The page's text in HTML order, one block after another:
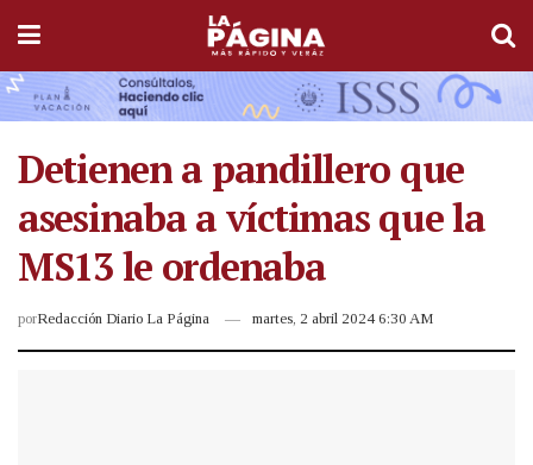
Detienen a pandillero que
asesinaba a víctimas que la
MS13 le ordenaba
porRedacción Diario La Página martes, 2 abril 2024 6:30 AM